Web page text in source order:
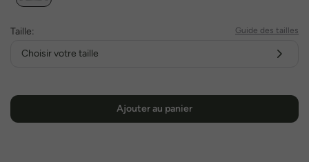
Taille: Guide des tailles
Choisir votre taille
Ajouter au panier